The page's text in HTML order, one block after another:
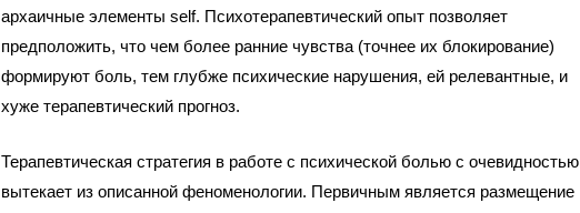
архаичные элементы self. Психотерапевтический опыт позволяет
предположить, что чем более ранние чувства (точнее их блокирование)
формируют боль, тем глубже психические нарушения, ей релевантные, и
хуже терапевтический прогноз.
Терапевтическая стратегия в работе с психической болью с очевидностью
вытекает из описанной феноменологии. Первичным является размещение